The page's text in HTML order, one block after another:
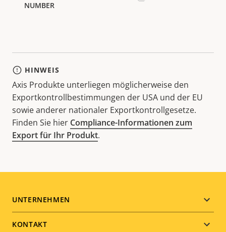
HINWEIS
Axis Produkte unterliegen möglicherweise den
Exportkontrollbestimmungen der USA und der EU
sowie anderer nationaler Exportkontrollgesetze.
Finden Sie hier Compliance-Informationen zum
Export für Ihr Produkt.
Footer
menu
UNTERNEHMEN
KONTAKT